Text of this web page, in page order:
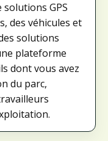
GPS
des véhicules et
solutions
plateforme
dont vous avez
du parc,